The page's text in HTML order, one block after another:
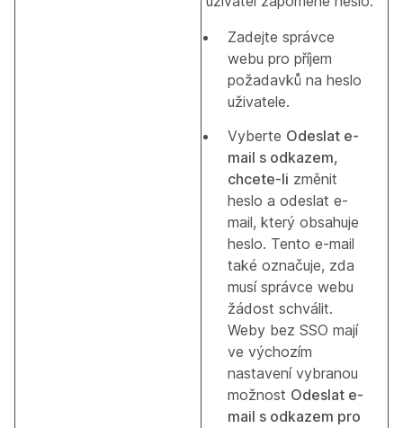
Zadejte správce
webu pro příjem
požadavků na heslo
uživatele.
Vyberte Odeslat e-
mail s odkazem,
chcete-li změnit
heslo a odeslat e-
mail, který obsahuje
heslo. Tento e-mail
také označuje, zda
musí správce webu
žádost schválit.
Weby bez SSO mají
ve výchozím
nastavení vybranou
možnost Odeslat e-
mail s odkazem pro